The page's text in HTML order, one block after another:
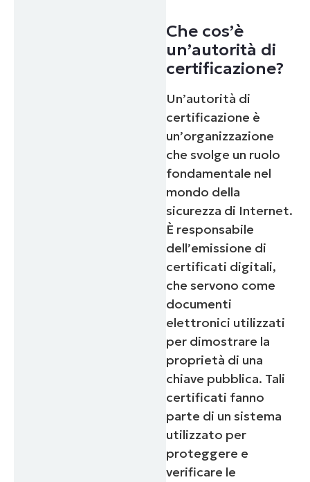
Che cos’è
un’autorità di
certificazione?
Un’autorità di
certificazione è
un’organizzazione
che svolge un ruolo
fondamentale nel
mondo della
sicurezza di Internet.
È responsabile
dell’emissione di
certificati digitali,
che servono come
documenti
elettronici utilizzati
per dimostrare la
proprietà di una
chiave pubblica. Tali
certificati fanno
parte di un sistema
utilizzato per
proteggere e
verificare le